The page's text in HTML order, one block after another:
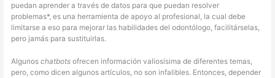
puedan aprender a través de datos para que puedan resolver
problemas*, es una herramienta de apoyo al profesional, la cual debe
limitarse a eso para mejorar las habilidades del odontólogo, facilitárselas,
pero jamás para sustituirlas.
Algunoschatbotsofrecen información valiosísima de diferentes temas,
pero, como dicen algunos artículos, no son infalibles. Entonces, depender